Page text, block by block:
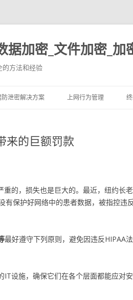
据加密_文件加密_加
的方法和经验
防泄密解决方案 上网行为管理
来的巨额罚款
的，损失也是巨大的。最近，纽约长
保护好网络中的患者数据，被指控违
最好遵守下列原则，避免因违反HIPAA
IT设施，确保它们在各个层面都能应对